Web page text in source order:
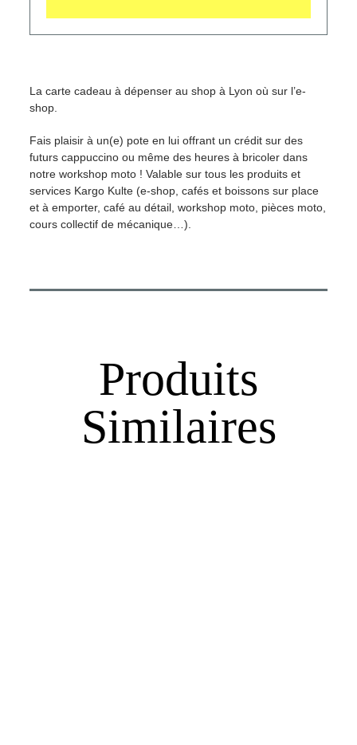
La carte cadeau à dépenser au shop à Lyon où sur l’e-
shop.
Fais plaisir à un(e) pote en lui offrant un crédit sur des
futurs cappuccino ou même des heures à bricoler dans
notre workshop moto ! Valable sur tous les produits et
services Kargo Kulte (e-shop, cafés et boissons sur place
et à emporter, café au détail, workshop moto, pièces moto,
cours collectif de mécanique…).
Produits
Similaires